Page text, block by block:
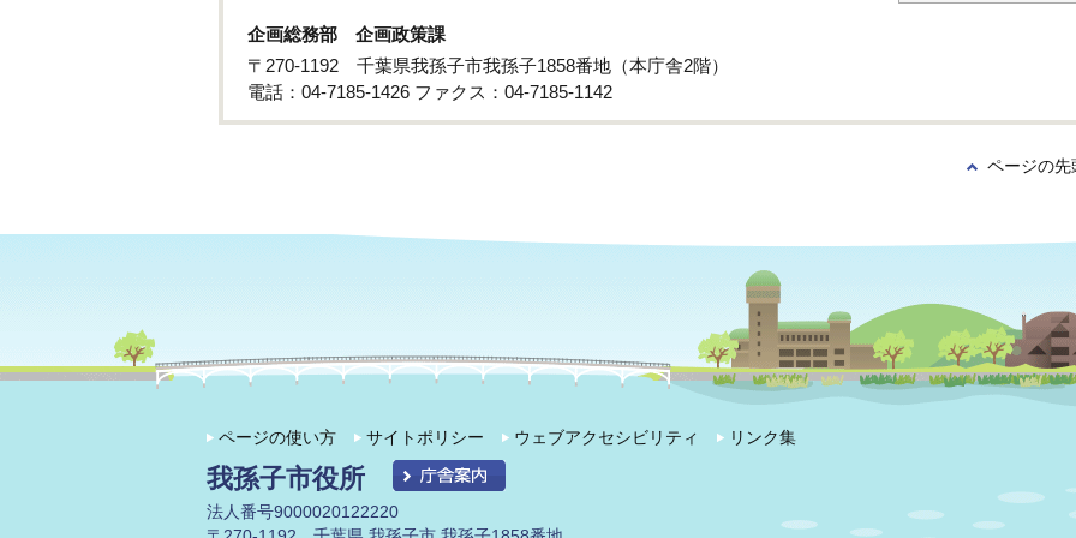
企画総務部 企画政策課
〒270-1192 千葉県我孫子市我孫子1858番地（本庁舎2階）
電話：04-7185-1426 ファクス：04-7185-1142
ページの先
ページの使い方 サイトポリシー ウェブアクセシビリティ リンク集
我孫子市役所
法人番号9000020122220